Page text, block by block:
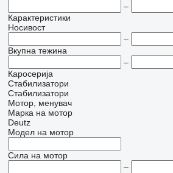
–
Карактеристики
Носивост
–
Вкупна тежина
–
Каросерија
Стабилизатори
Стабилизатори
Мотор, менувач
Марка на мотор
Deutz
Модел на мотор
Сила на мотор
–